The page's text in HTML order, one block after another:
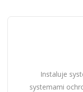
Instaluje
systemami